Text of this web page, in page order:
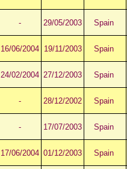
- 29/05/2003 Spain
16/06/2004 19/11/2003 Spain
24/02/2004 27/12/2003 Spain
- 28/12/2002 Spain
- 17/07/2003 Spain
17/06/2004 01/12/2003 Spain